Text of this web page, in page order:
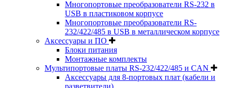
Многопортовые преобразователи RS-232 в
USB в пластиковом корпусе
Многопортовые преобразователи RS-
232/422/485 в USB в металлическом корпусе
Аксессуары и ПО
Блоки питания
Монтажные комплекты
Мультипортовые платы RS-232/422/485 и CAN
Аксессуары для 8-портовых плат (кабели и
разветвители)